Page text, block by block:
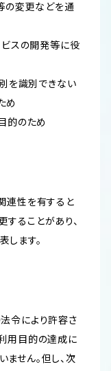
の変更などを通
ビスの開発等に役
別を識別できない
め
的のため
連性を有すると
ることがあり、
ます。
令により許容さ
用目的の達成に
せん。但し、次